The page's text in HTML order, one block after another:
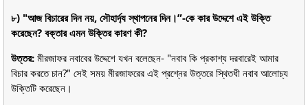
৮) "আজ বিচারের দিন নয়, সৌহার্দ্য স্থাপনের দিন।”-কে কার উদ্দেশে এই উক্তি
করেছেন? বক্তার এমন উক্তির কারণ কী?
উত্তর: মীরজাফর নবাবের উদ্দেশে যখন বলেছেন- "নবাব কি প্রকাশ্য দরবারেই আমার
বিচার করতে চান?" সেই সময় মীরজাফরের এই প্রশ্নের উত্তরে স্থিতধী নবাব আলোচ্য
উক্তিটি করেছেন।